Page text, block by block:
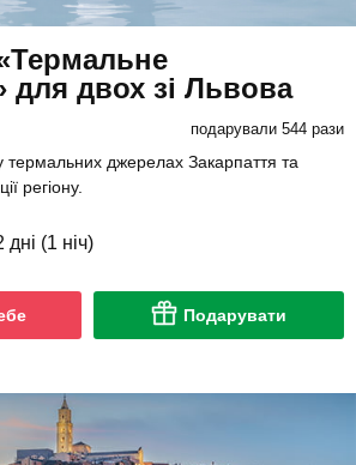
для двох зі Львова
подарували 544 рази
термальних джерелах Закарпаття та
регіону.
дні (1 ніч)
Подарувати